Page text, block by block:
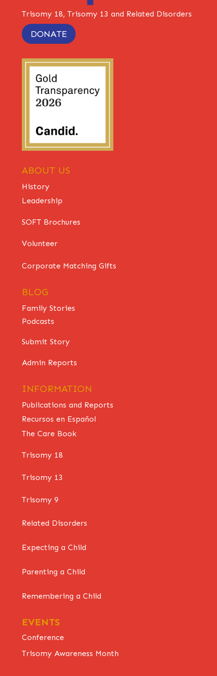
Trisomy 18, Trisomy 13 and Related Disorders
DONATE
ABOUT US
History
Leadership
SOFT Brochures
Volunteer
Corporate Matching Gifts
BLOG
Family Stories
Podcasts
Submit Story
Admin Reports
INFORMATION
Publications and Reports
Recursos en Español
The Care Book
Trisomy 18
Trisomy 13
Trisomy 9
Related Disorders
Expecting a Child
Parenting a Child
Remembering a Child
EVENTS
Conference
Trisomy Awareness Month